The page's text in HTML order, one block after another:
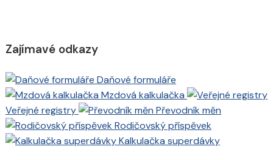
Zajímavé odkazy
Daňové formuláře
Mzdová kalkulačka
Veřejné registry
Převodník měn
Rodičovský příspěvek
Kalkulačka superdávky